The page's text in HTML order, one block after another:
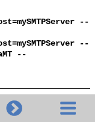
--
--
--